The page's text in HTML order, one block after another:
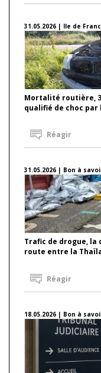
31.05.2026 | Ile de
Mortalité routière, 3
qualifié de choc
Réagir
31.05.2026 | Bon à
Trafic de drogue,
route entre la
Réagir
18.05.2026 | Bon à